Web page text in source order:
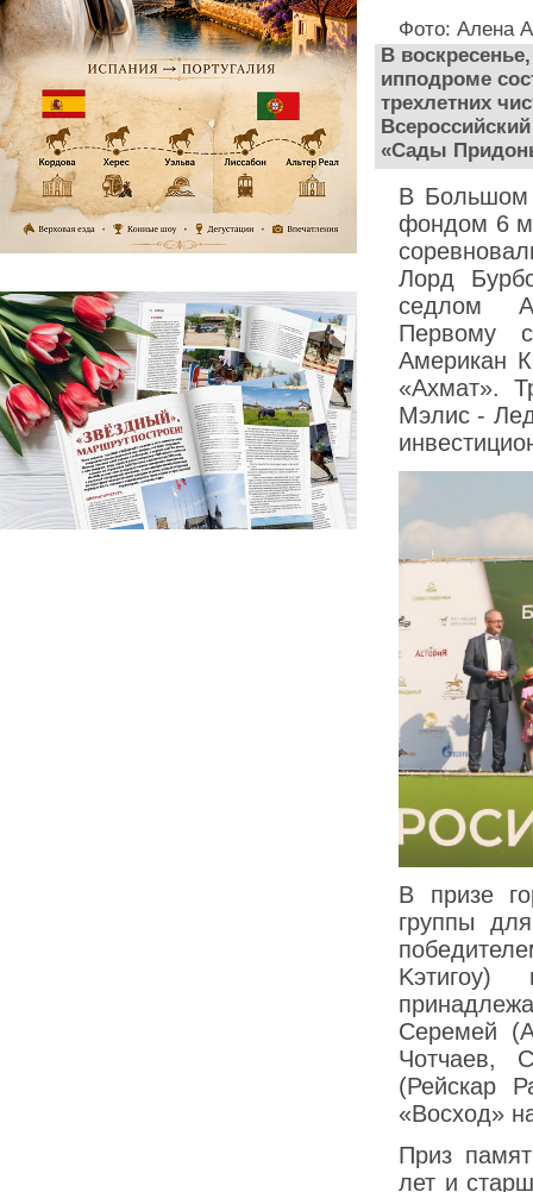
Фото: Алена
В
ипподроме
трехлетних
«Сады
В Большом
фондом 6
Лорд
седлом
Первому
Американ
«Ахмат».
Мэлис -
В призе
группы
Серемей
Чотчаев,
(Рейcкаp
«Восход»
Приз
лет и